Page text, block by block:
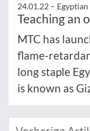
24.01.22 –
Teaching an
MTC has
flame-
long staple
is known as